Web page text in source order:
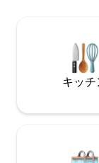
けでも景色が楽
ティ・設備の全
については、下
キッチ